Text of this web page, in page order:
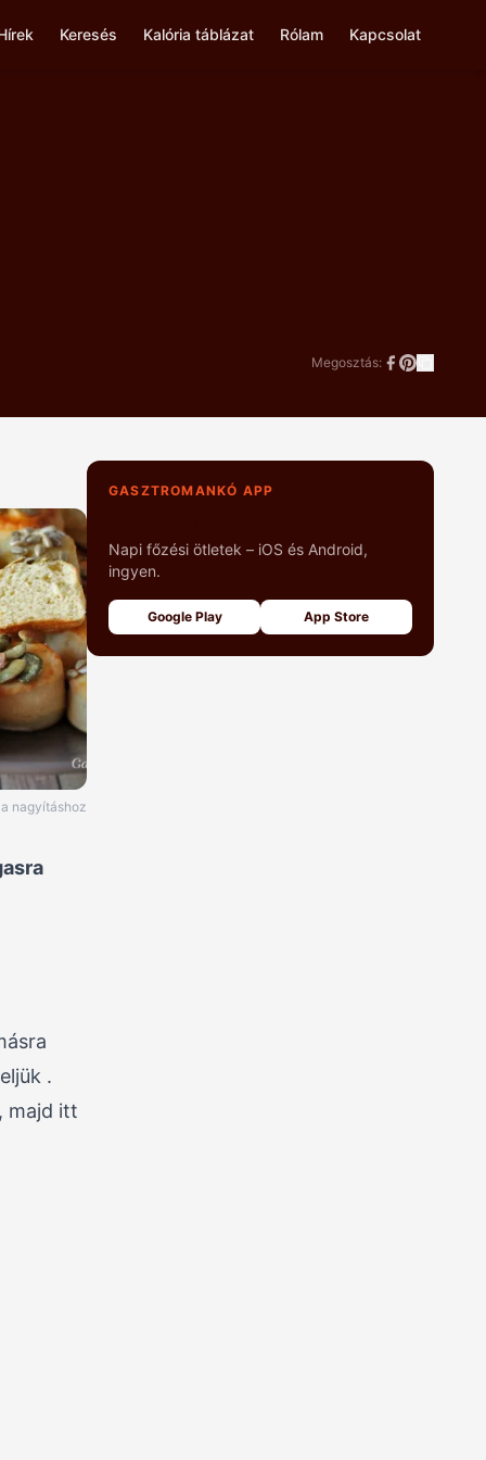
Keresés Kalória táblázat Rólam Kapcsolat
Megosztás:
nagyításhoz
.
majd itt
GASZTROMANKÓ APP
Napi főzési ötletek – iOS és Android,
ingyen.
Google Play App Store